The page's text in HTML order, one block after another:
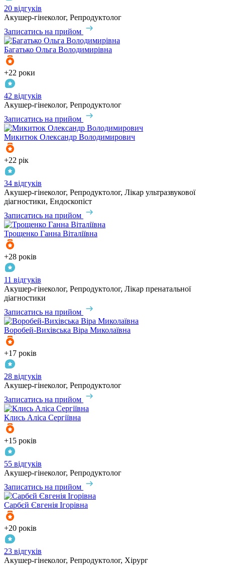
20 відгуків
Акушер-гінеколог, Репродуктолог
Записатись на прийом
Багатько Ольга Володимирівна
+22 роки
42 відгуків
Акушер-гінеколог, Репродуктолог
Записатись на прийом
Микитюк Олександр Володимирович
+22 рік
34 відгуків
Акушер-гінеколог, Репродуктолог, Лікар ультразвукової
діагностики, Ендоскопіст
Записатись на прийом
Трощенко Ганна Віталіївна
+28 років
11 відгуків
Акушер-гінеколог, Репродуктолог, Лікар пренатальної
діагностики
Записатись на прийом
Воробей-Вихівська Віра Миколаївна
+17 років
28 відгуків
Акушер-гінеколог, Репродуктолог
Записатись на прийом
Клись Аліса Сергіївна
+15 років
55 відгуків
Акушер-гінеколог, Репродуктолог
Записатись на прийом
Сарбєй Євгенія Ігорівна
+20 років
23 відгуків
Акушер-гінеколог, Репродуктолог, Хірург